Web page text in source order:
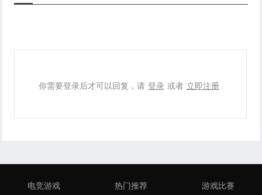
你需要登录后才可以回复，请 登录 或者 立即注册
电竞游戏 热门推荐 游戏比赛